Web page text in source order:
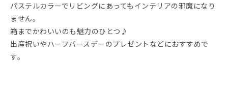
パステルカラーでリビングにあってもインテリアの邪魔になり
ません。
箱までかわいいのも魅力のひとつ♪
出産祝いやハーフバースデーのプレゼントなどにおすすめで
す。